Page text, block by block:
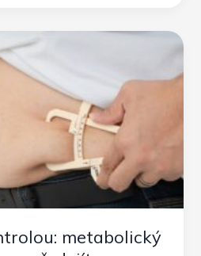
metabolický